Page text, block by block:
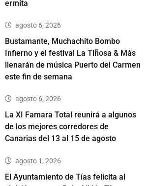
ermita
agosto 6, 2026
Bustamante, Muchachito Bombo
Infierno y el festival La Tiñosa & Más
llenarán de música Puerto del Carmen
este fin de semana
agosto 6, 2026
La XI Famara Total reunirá a algunos
de los mejores corredores de
Canarias del 13 al 15 de agosto
agosto 1, 2026
El Ayuntamiento de Tías felicita al